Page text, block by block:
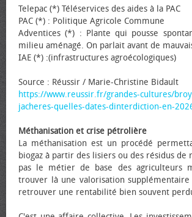
Telepac (*) Téléservices des aides à la PAC
PAC (*) : Politique Agricole Commune
Adventices (*) : Plante qui pousse
milieu aménagé. On parlait avant de
IAE (*) :(infrastructures agroécologiques)
Source : Réussir / Marie-Christine Bidault
https://www.reussir.fr/grandes-cultures/
jacheres-quelles-dates-dinterdiction-en-
Méthanisation et crise pétrolière
La méthanisation est un procédé
biogaz à partir des lisiers ou des résidus de
pas le métier de base des agriculteurs
trouver là une valorisation
retrouver une rentabilité bien souvent